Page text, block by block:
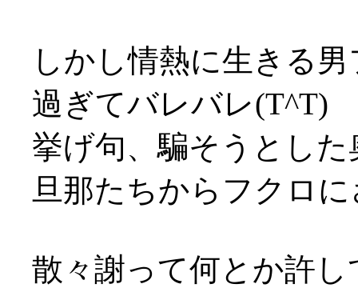
しかし情熱に生きる
過ぎてバレバレ(T^T)
挙げ句、騙そうとし
旦那たちからフクロ
散々謝って何とか許